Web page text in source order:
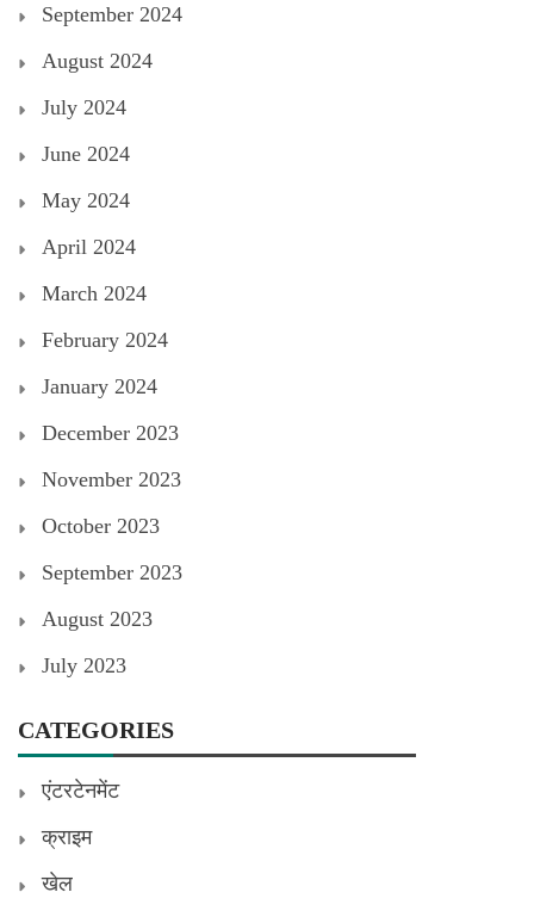
September 2024
August 2024
July 2024
June 2024
May 2024
April 2024
March 2024
February 2024
January 2024
December 2023
November 2023
October 2023
September 2023
August 2023
July 2023
CATEGORIES
एंटरटेनमेंट
क्राइम
खेल